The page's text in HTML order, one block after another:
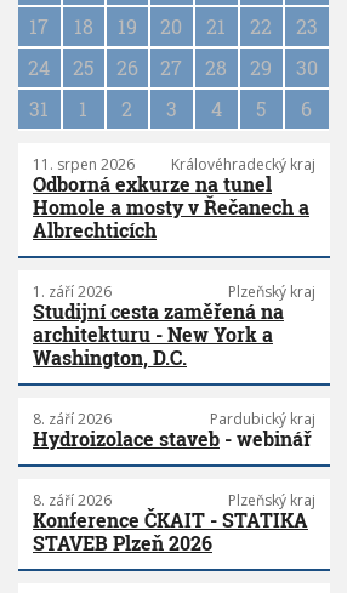
i
o
n
17
18 19 20 21 22
23
24
25 26 27 28 29
30
31
1 2 3 4 5 6
11. srpen 2026 Královéhradecký kraj
Odborná exkurze na tunel
Homole a mosty v Řečanech a
Albrechticích
1. září 2026 Plzeňský kraj
Studijní cesta zaměřená na
architekturu - New York a
Washington, D.C.
8. září 2026 Pardubický kraj
Hydroizolace staveb - webinář
8. září 2026 Plzeňský kraj
Konference ČKAIT - STATIKA
STAVEB Plzeň 2026